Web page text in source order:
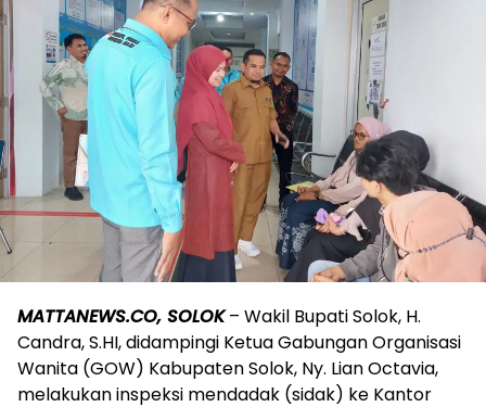
MATTANEWS.CO, SOLOK– Wakil Bupati Solok, H.
Candra, S.HI, didampingi Ketua Gabungan Organisasi
Wanita (GOW) Kabupaten Solok, Ny. Lian Octavia,
melakukan inspeksi mendadak (sidak) ke Kantor